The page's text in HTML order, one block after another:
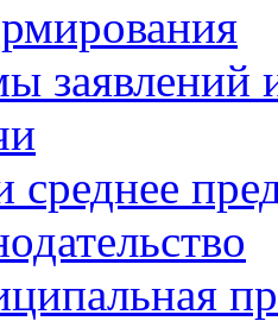
заявлений
среднее